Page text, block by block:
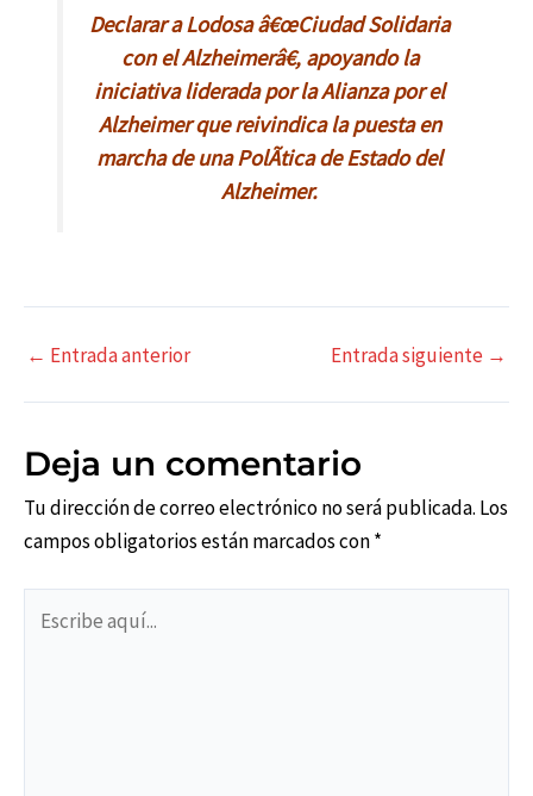
Declarar a Lodosa â€œCiudad Solidaria
con el Alzheimerâ€, apoyando la
iniciativa liderada por la Alianza por el
Alzheimer que reivindica la puesta en
marcha de una PolÃ­tica de Estado del
Alzheimer.
Navegación
← Entrada anterior Entrada siguiente →
Deja un comentario
Tu dirección de correo electrónico no será publicada. Los
campos obligatorios están marcados con*
aquí...